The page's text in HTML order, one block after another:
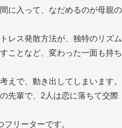
に入って、なだめるのが母親の
レス発散方法が、独特のリズム
ことなど、変わった一面も持ち
えで、動き出してしまいます。
先輩で、2人は恋に落ちて交際
リーターです。